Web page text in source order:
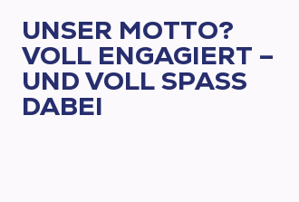
UNSER MOTTO?
VOLL ENGAGIERT –
UND VOLL SPASS D
ABEI